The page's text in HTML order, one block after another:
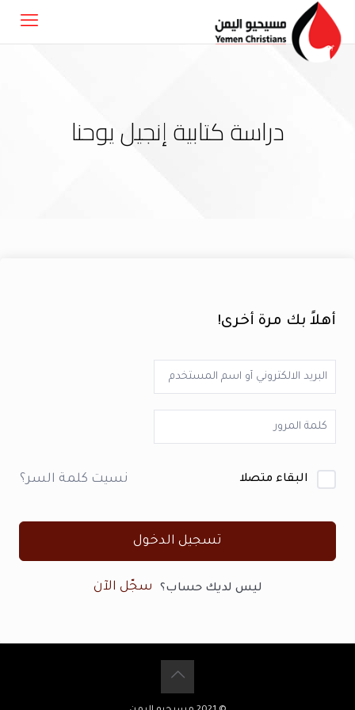
دراسة كتابية إنجيل يوحنا
أهلاً بك مرة أخرى!
البقاء متصلا نسيت كلمة السر؟
تسجيل الدخول
ليس لديك حساب؟ سجّل الآن